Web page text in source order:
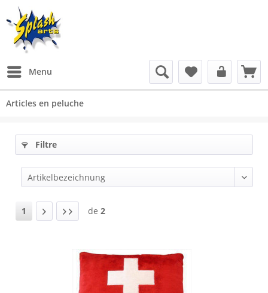
Menu
Articles en peluche
Filtre
1 de 2